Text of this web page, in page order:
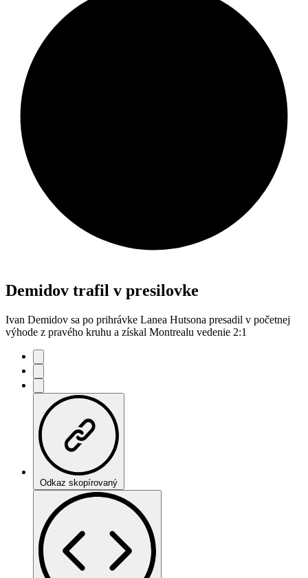
Demidov trafil v presilovke
Ivan Demidov sa po prihrávke Lanea Hutsona presadil v početnej
výhode z pravého kruhu a získal Montrealu vedenie 2:1
Odkaz skopírovaný